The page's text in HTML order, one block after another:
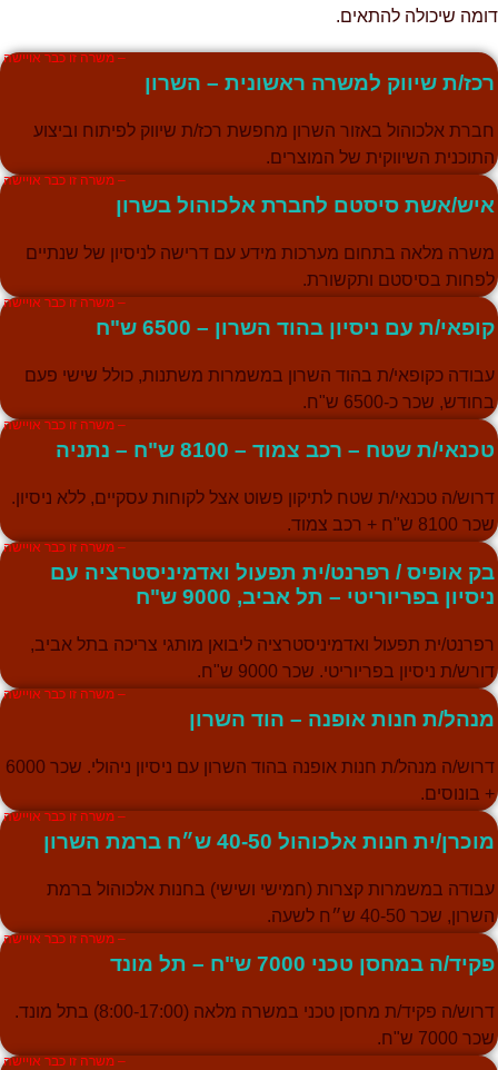
שיכולה להתאים.
– משרה זו כבר אויישה
ת שיווק למשרה ראשונית – השרון
אלכוהול באזור השרון מחפשת רכז/ת שיווק לפיתוח וביצוע
השיווקית של המוצרים.
– משרה זו כבר אויישה
אשת סיסטם לחברת אלכוהול בשרון
מלאה בתחום מערכות מידע עם דרישה לניסיון של שנתיים
בסיסטם ותקשורת.
– משרה זו כבר אויישה
ת עם ניסיון בהוד השרון – 6500 ש"ח
כקופאי/ת בהוד השרון במשמרות משתנות, כולל שישי פעם
שכר כ-6500 ש"ח.
– משרה זו כבר אויישה
ת שטח – רכב צמוד – 8100 ש"ח – נתניה
ה טכנאי/ת שטח לתיקון פשוט אצל לקוחות עסקיים, ללא ניסיון.
8100 ש"ח + רכב צמוד.
– משרה זו כבר אויישה
אופיס / רפרנט/ית תפעול ואדמיניסטרציה עם
בפריוריטי – תל אביב, 9000 ש"ח
ית תפעול ואדמיניסטרציה ליבואן מותגי צריכה בתל אביב,
ת ניסיון בפריוריטי. שכר 9000 ש"ח.
– משרה זו כבר אויישה
ת חנות אופנה – הוד השרון
דרוש/ה מנהל/ת חנות אופנה בהוד השרון עם ניסיון ניהולי. שכר 6000
בונוסים.
– משרה זו כבר אויישה
ית חנות אלכוהול 40-50 ש״ח ברמת השרון
במשמרות קצרות (חמישי ושישי) בחנות אלכוהול ברמת
שכר 40-50 ש״ח לשעה.
– משרה זו כבר אויישה
ה במחסן טכני 7000 ש"ח – תל מונד
דרוש/ה פקיד/ת מחסן טכני במשרה מלאה (8:00-17:00) בתל מונד.
7000 ש"ח.
– משרה זו כבר אויישה